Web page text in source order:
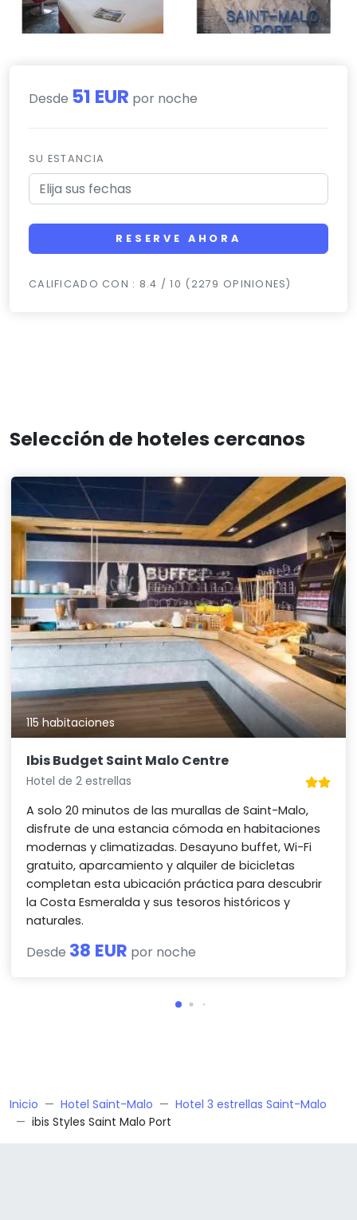
Desde 51 EUR por noche
SU ESTANCIA
RESERVE AHORA
CALIFICADO CON : 8.4 / 10 (2279 OPINIONES)
Selección de hoteles cercanos
115 habitaciones
Ibis Budget Saint Malo Centre
Hotel de 2 estrellas
A solo 20 minutos de las murallas de Saint-Malo,
disfrute de una estancia cómoda en habitaciones
modernas y climatizadas. Desayuno buffet, Wi-Fi
gratuito, aparcamiento y alquiler de bicicletas
completan esta ubicación práctica para descubrir
la Costa Esmeralda y sus tesoros históricos y
naturales.
Desde 38 EUR por noche
Inicio Hotel Saint-Malo
Hotel 3 estrellas Saint-Malo
ibis Styles Saint Malo Port